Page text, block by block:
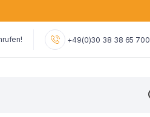
+49(0)30 38 38 65 700